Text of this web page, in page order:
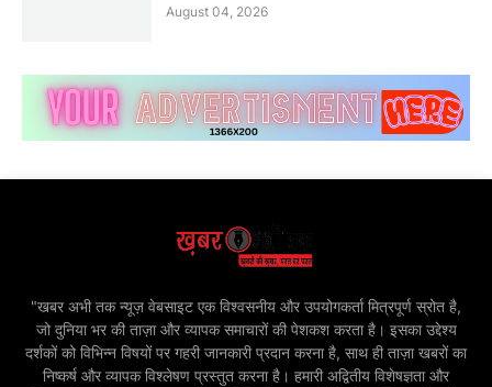
August 04, 2026
"खबर अभी तक न्यूज़ वेबसाइट एक विश्वसनीय और उपयोगकर्ता मित्रपूर्ण स्रोत है,
जो दुनिया भर की ताज़ा और व्यापक समाचारों की पेशकश करता है। इसका उद्देश्य
दर्शकों को विभिन्न विषयों पर गहरी जानकारी प्रदान करना है, साथ ही ताज़ा खबरों का
निष्कर्ष और व्यापक विश्लेषण प्रस्तुत करना है। हमारी अद्वितीय विशेषज्ञता और